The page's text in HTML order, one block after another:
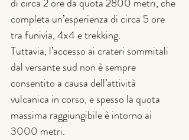
di circa 2 ore da quota 2800 metri, che
completa un’esperienza di circa 5 ore
tra funivia, 4x4 e trekking.
Tuttavia, l’accesso ai crateri sommitali
dal versante sud non è sempre
consentito a causa dell’attività
vulcanica in corso, e spesso la quota
massima raggiungibile è intorno ai
3000 metri.